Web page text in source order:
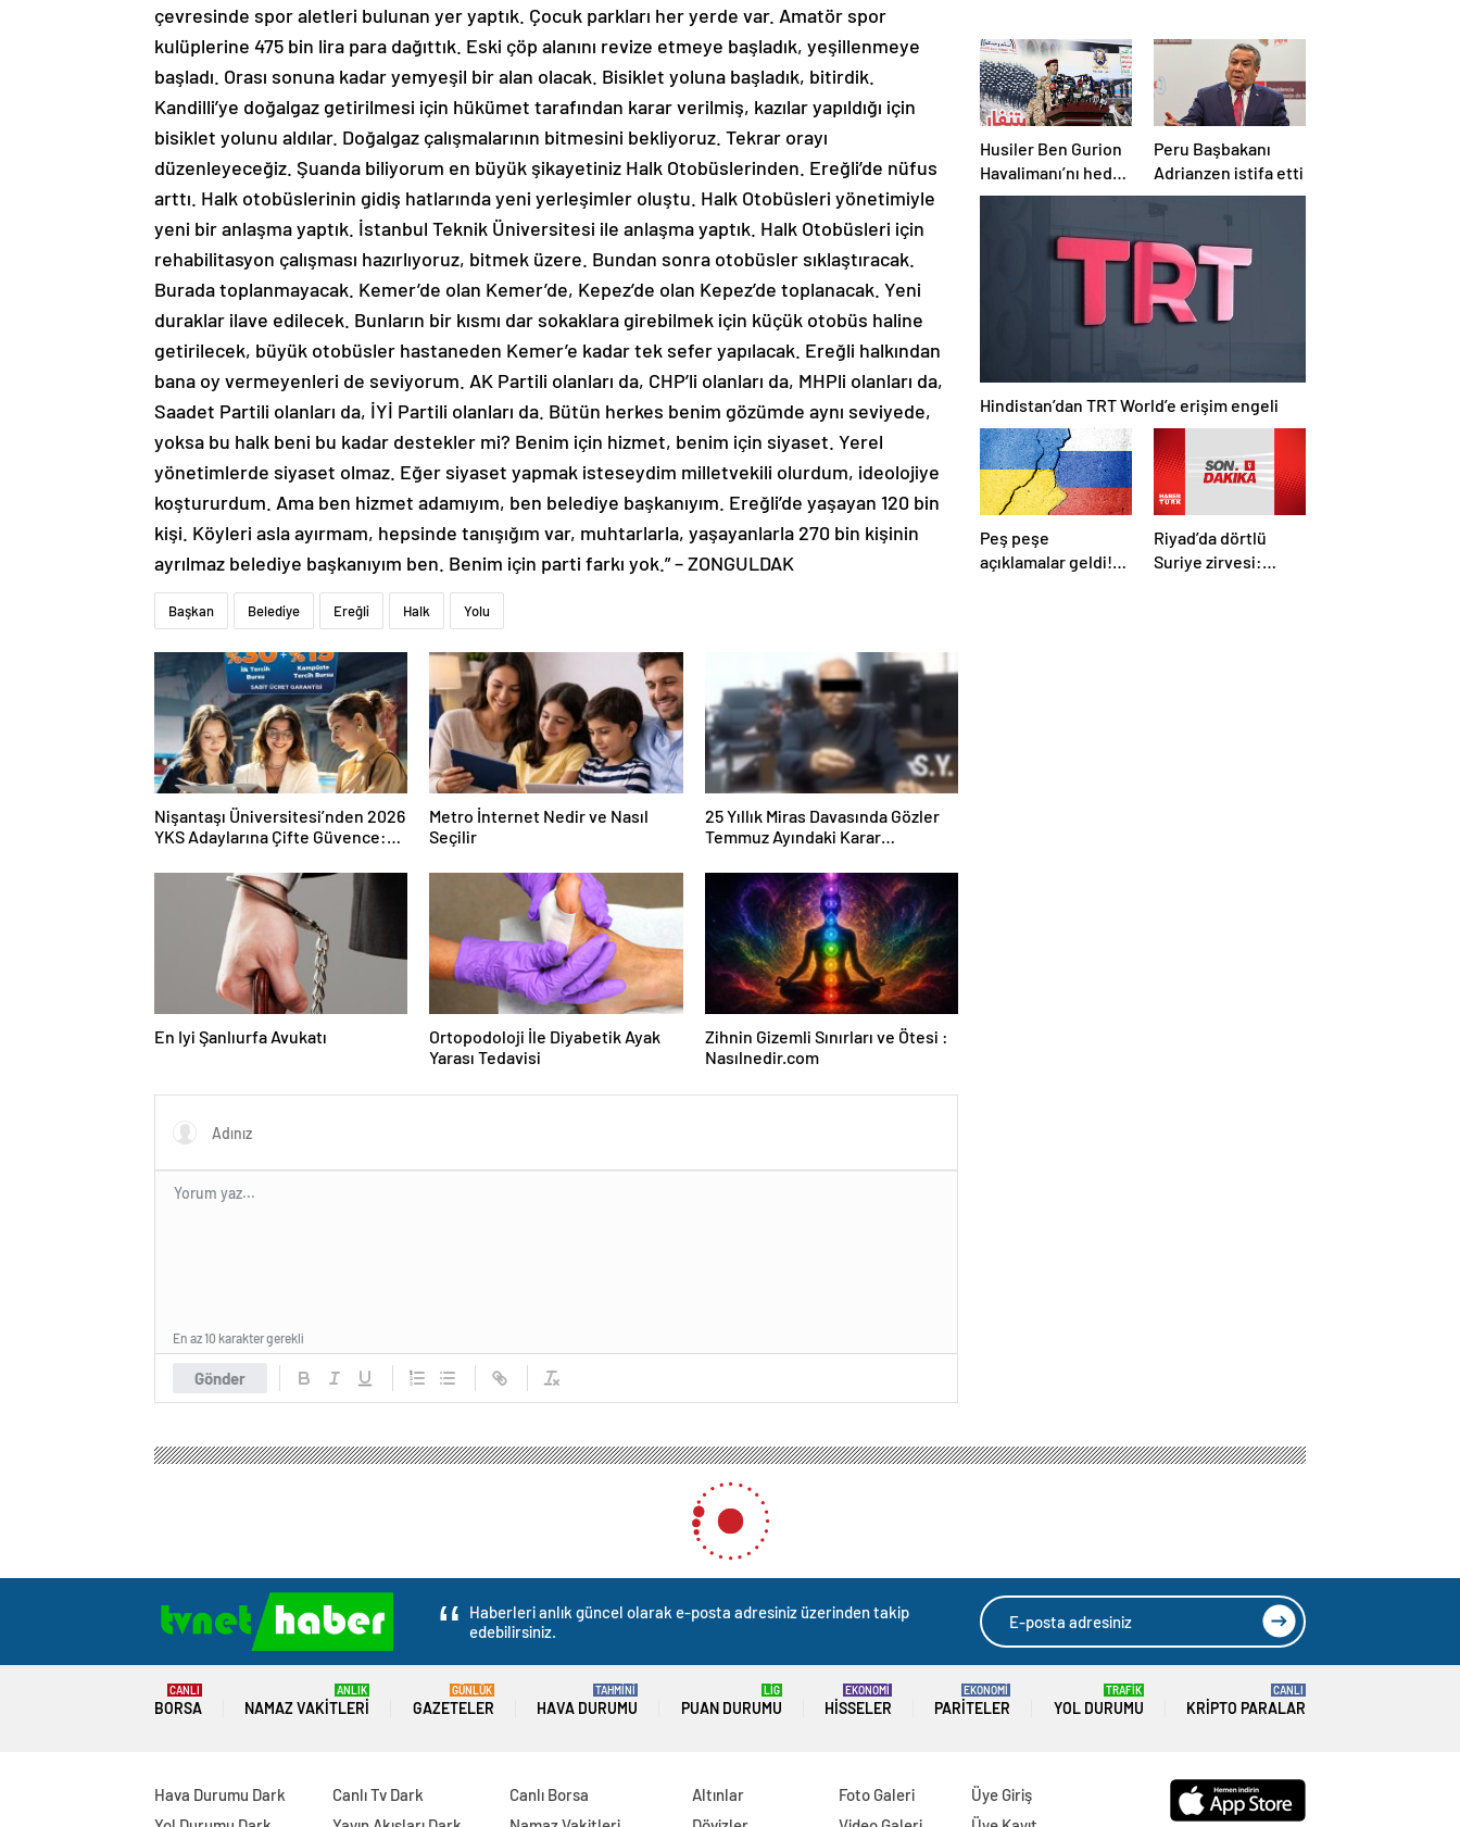
çevresinde spor aletleri bulunan yer yaptık. Çocuk parkları her yerde var. Amatör spor
kulüplerine 475 bin lira para dağıttık. Eski çöp alanını revize etmeye başladık, yeşillenmeye
başladı. Orası sonuna kadar yemyeşil bir alan olacak. Bisiklet yoluna başladık, bitirdik.
Kandilli’ye doğalgaz getirilmesi için hükümet tarafından karar verilmiş, kazılar yapıldığı için
bisiklet yolunu aldılar. Doğalgaz çalışmalarının bitmesini bekliyoruz. Tekrar orayı
düzenleyeceğiz. Şuanda biliyorum en büyük şikayetiniz Halk Otobüslerinden. Ereğli’de nüfus
arttı. Halk otobüslerinin gidiş hatlarında yeni yerleşimler oluştu. Halk Otobüsleri yönetimiyle
yeni bir anlaşma yaptık. İstanbul Teknik Üniversitesi ile anlaşma yaptık. Halk Otobüsleri için
rehabilitasyon çalışması hazırlıyoruz, bitmek üzere. Bundan sonra otobüsler sıklaştıracak.
Burada toplanmayacak. Kemer’de olan Kemer’de, Kepez’de olan Kepez’de toplanacak. Yeni
duraklar ilave edilecek. Bunların bir kısmı dar sokaklara girebilmek için küçük otobüs haline
getirilecek, büyük otobüsler hastaneden Kemer’e kadar tek sefer yapılacak. Ereğli halkından
bana oy vermeyenleri de seviyorum. AK Partili olanları da, CHP’li olanları da, MHPli olanları da,
Saadet Partili olanları da, İYİ Partili olanları da. Bütün herkes benim gözümde aynı seviyede,
yoksa bu halk beni bu kadar destekler mi? Benim için hizmet, benim için siyaset. Yerel
yönetimlerde siyaset olmaz. Eğer siyaset yapmak isteseydim milletvekili olurdum, ideolojiye
koştururdum. Ama ben hizmet adamıyım, ben belediye başkanıyım. Ereğli’de yaşayan 120 bin
kişi. Köyleri asla ayırmam, hepsinde tanışığım var, muhtarlarla, yaşayanlarla 270 bin kişinin
ayrılmaz belediye başkanıyım ben. Benim için parti farkı yok.” – ZONGULDAK
Başkan Belediye Ereğli Halk Yolu
Nişantaşı Üniversitesi’nden 2026
YKS Adaylarına Çifte Güvence:
Metro İnternet Nedir ve Nasıl
Seçilir
25 Yıllık Miras Davasında Gözler
Temmuz Ayındaki Karar
En Iyi Şanlıurfa Avukatı
Ortopodoloji İle Diyabetik Ayak
Yarası Tedavisi
Zihnin Gizemli Sınırları ve Ötesi :
Nasılnedir.com
Gönder
En az 10 karakter gerekli
Husiler Ben Gurion
Havalimanı’nı hedef
aldı
Peru Başbakanı
Adrianzen istifa etti
Hindistan’dan TRT World’e erişim engeli
Peş peşe
açıklamalar geldi!
Riyad’da dörtlü
Suriye zirvesi:
Haberleri anlık güncel olarak e-posta adresiniz üzerinden takip
edebilirsiniz.
BORSA
CANLI
NAMAZ VAKITLERI
ANLIK
GAZETELER
GÜNLÜK
HAVA DURUMU
TAHMİNİ
PUAN DURUMU
LİG
HISSELER
EKONOMİ
PARITELER
EKONOMİ
YOL DURUMU
TRAFİK
KRIPTO PARALAR
CANLI
Hava Durumu Dark
Canlı Tv Dark
Canlı Borsa
Altınlar
Foto Galeri
Üye Giriş